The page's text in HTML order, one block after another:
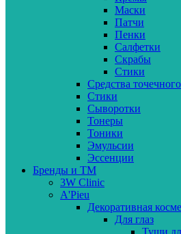
Маски
Патчи
Пенки
Салфетки
Скрабы
Стики
Средства
Стики
Сыворотки
Тонеры
Тоники
Эмульсии
Эссенции
Бренды и ТМ
3W Clinic
A'Pieu
Декоративная
Для глаз
Туши